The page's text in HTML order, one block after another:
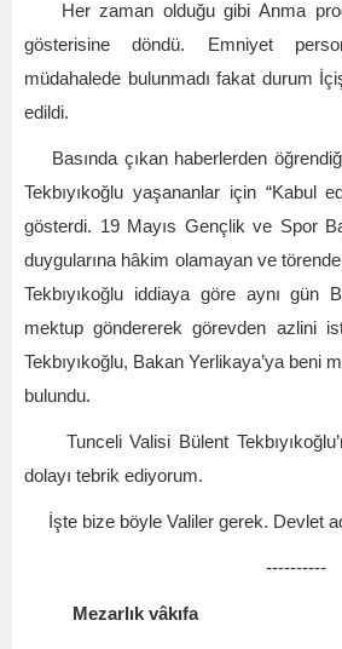
Her zaman olduğu gibi Anma
gösterisine döndü. Emniyet
müdahalede bulunmadı fakat durum
edildi.
Basında çıkan haberlerden
Tekbıyıkoğlu yaşananlar için “Kabul
gösterdi. 19 Mayıs Gençlik ve Spor
duygularına hâkim olamayan ve
Tekbıyıkoğlu iddiaya göre aynı gün
mektup göndererek görevden azlini
Tekbıyıkoğlu, Bakan Yerlikaya’ya beni
bulundu.
Tunceli Valisi Bülent
dolayı tebrik ediyorum.
İşte bize böyle Valiler gerek. Devlet
----------
Mezarlık vâkıfa